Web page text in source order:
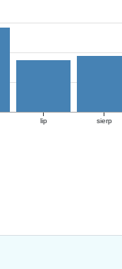
lip sierp